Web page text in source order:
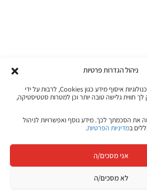
ניהול הגדרות פרטיות
באתר זה נעשה שימוש בטכנולוגיות איסוף מידע כגון Cookies, לרבות על ידי
חווית גלישה טובה יותר וכן למטרות סטטיסטיקה,
את הסכמתך לכך. מידע נוסף ואפשרויות לניהול
במדיניות הפרטיות.
אני מסכים/ה
לא מסכים/ה